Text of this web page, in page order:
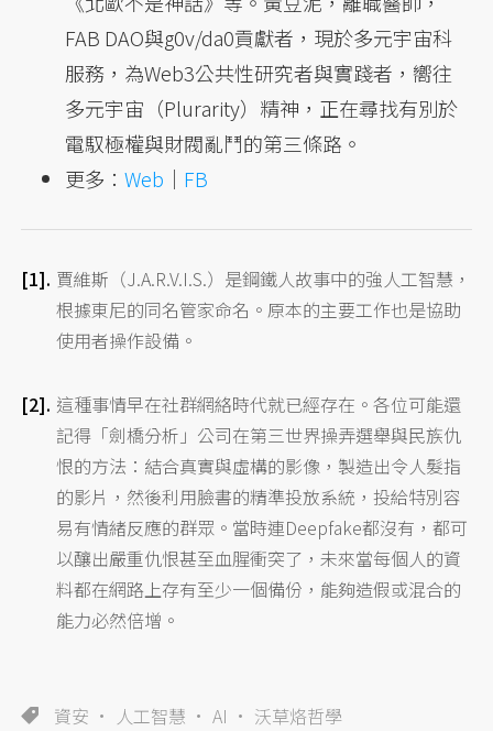
FAB DAO與g0v/da0貢獻者，現於多元宇宙科
服務，為Web3公共性研究者與實踐者，嚮往
多元宇宙（Plurarity）精神，正在尋找有別於
電馭極權與財閥亂鬥的第三條路。
更多：Web ｜ FB
賈維斯（J.A.R.V.I.S.）是鋼鐵人故事中的強人工智慧，
根據東尼的同名管家命名。原本的主要工作也是協助
使用者操作設備。
這種事情早在社群網絡時代就已經存在。各位可能還
記得「劍橋分析」公司在第三世界操弄選舉與民族仇
恨的方法：結合真實與虛構的影像，製造出令人髮指
的影片，然後利用臉書的精準投放系統，投給特別容
易有情緒反應的群眾。當時連Deepfake都沒有，都可
以釀出嚴重仇恨甚至血腥衝突了，未來當每個人的資
料都在網路上存有至少一個備份，能夠造假或混合的
能力必然倍增。
資安 人工智慧 AI 沃草烙哲學